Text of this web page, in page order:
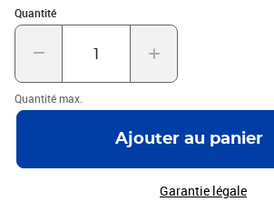
Quantité
Quantité : 1
Quantité max.
Ajouter au panier
Garantie légale